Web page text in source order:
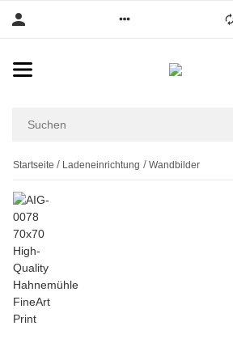
Startseite Ladeneinrichtung Wandbilder